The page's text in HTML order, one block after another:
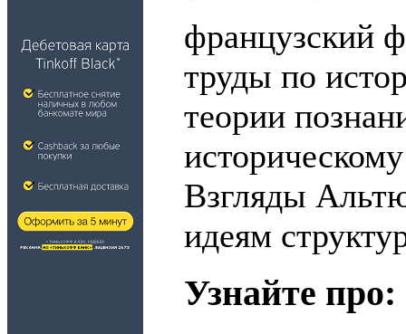
французский
труды по
теории
Взгляды
идеям
Узнайте про: